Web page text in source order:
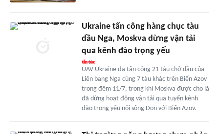
Ukraine tấn công hàng chục tàu
dầu Nga, Moskva dừng vận tải
qua kênh đào trọng yếu
UAV Ukraine đã tấn công 21 tàu chở dầu của
Liên bang Nga cùng 7 tàu khác trên Biển Azov
trong đêm 11/7, trong khi Moskva được cho là
đã dừng hoạt động vận tải qua tuyến kênh
đào trọng yếu nối sông Don với Biển Azov.